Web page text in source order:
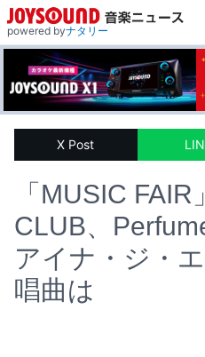
powered byナタリー
X Post
「MUSIC
CLUB、
アイナ・ジ・
唱曲は